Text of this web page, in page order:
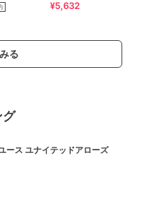
¥5,632
る
グ
ース ユナイテッドアローズ